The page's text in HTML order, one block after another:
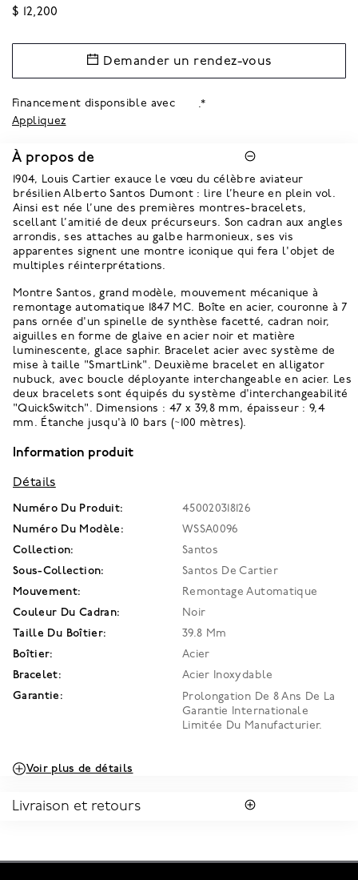
$ 12,200
Financement disponsible avec
.*
Appliquez
Demander un rendez-vous
À propos de
1904, Louis Cartier exauce le vœu du célèbre aviateur
brésilien Alberto Santos Dumont : lire l’heure en plein vol.
Ainsi est née l’une des premières montres-bracelets,
scellant l’amitié de deux précurseurs. Son cadran aux angles
arrondis, ses attaches au galbe harmonieux, ses vis
apparentes signent une montre iconique qui fera l'objet de
multiples réinterprétations.
Montre Santos, grand modèle, mouvement mécanique à
remontage automatique 1847 MC. Boîte en acier, couronne à 7
pans ornée d'un spinelle de synthèse facetté, cadran noir,
aiguilles en forme de glaive en acier noir et matière
luminescente, glace saphir. Bracelet acier avec système de
mise à taille "SmartLink". Deuxième bracelet en alligator
nubuck, avec boucle déployante interchangeable en acier. Les
deux bracelets sont équipés du système d'interchangeabilité
"QuickSwitch". Dimensions : 47 x 39,8 mm, épaisseur : 9,4
mm. Étanche jusqu'à 10 bars (~100 mètres).
Information produit
Détails
Numéro Du Produit:
450020318126
Numéro Du Modèle:
WSSA0096
Collection:
Santos
Sous-Collection:
Santos De Cartier
Mouvement:
Remontage Automatique
Couleur Du Cadran:
Noir
Taille Du Boîtier:
39.8 Mm
Boîtier:
Acier
Bracelet:
Acier Inoxydable
Garantie:
Prolongation De 8 Ans De La
Garantie Internationale
Limitée Du Manufacturier.
Voir plus de détails
Livraison et retours